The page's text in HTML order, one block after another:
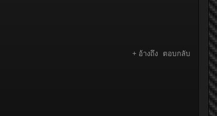
+ อ้างถึง ตอบกลับ